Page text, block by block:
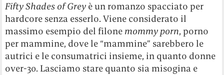
Fifty Shades of Grey è un romanzo spacciato per
hardcore senza esserlo. Viene considerato il
massimo esempio del filone mommy porn, porno
per mammine, dove le “mammine” sarebbero le
autrici e le consumatrici insieme, in quanto donne
over-30. Lasciamo stare quanto sia misogina e